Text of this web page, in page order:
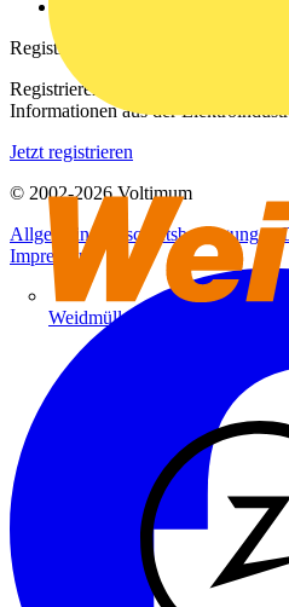
Weidmüller
Registrierung
Registrieren Sie sich kostenlos und
Informationen aus der
Jetzt registrieren
© 2002-2026Voltimum
Allgemeine Geschäftsbedingungen
Impressum